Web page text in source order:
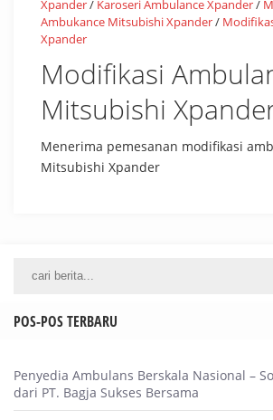
Xpander/ Karoseri Ambulance Xpander/
Ambukance Mitsubishi Xpander/
Xpander
Modifikasi
Mitsubishi
Menerima pemesanan modifikasi
Mitsubishi Xpander
POS-POS TERBARU
Penyedia Ambulans Berskala Nasional –
dari PT. Bagja Sukses Bersama